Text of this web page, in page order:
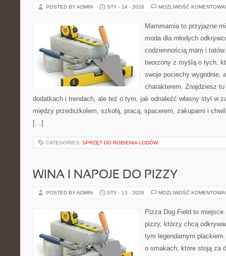
POSTED BY ADMIN STY - 14 - 2026 MOŻLIWOŚĆ
Mammamia to przyjazne
moda dla młodych
codziennością mam i
tworzony z myślą o tych,
swoje pociechy wygodnie,
charakterem. Znajdziesz
dodatkach i trendach, ale też o tym, jak odnaleźć własny styl w
między przedszkolem, szkołą, pracą, spacerem, zakupami i
[…]
CATEGORIES: SPRZĘT DO ROBIENIA LODÓW
WINA I NAPOJE DO PIZZY
POSTED BY ADMIN STY - 13 - 2026 MOŻLIWOŚĆ
Pizza Dog Field to miejsce
pizzy, którzy chcą
tym legendarnym
o smakach, które stoją za